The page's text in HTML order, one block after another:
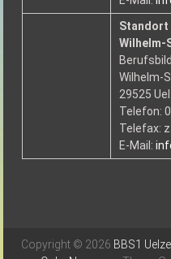
Standort
Wilhelm-
29525
Telefon:
Telefax:
E-Mail:
Copyright © 2026 BBS1